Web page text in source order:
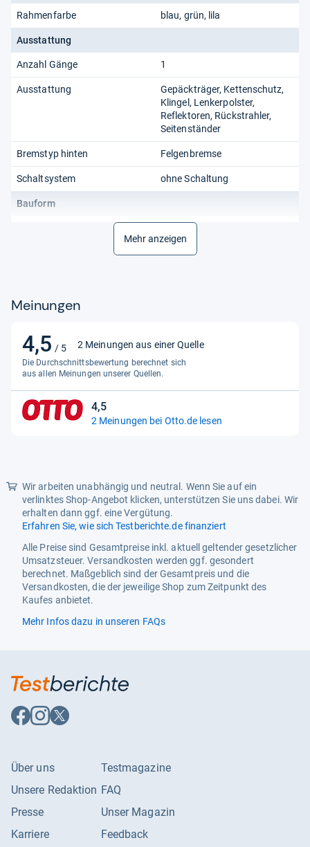
Rahmenfarbe blau, grün, lila
Ausstattung
Anzahl Gänge 1
Ausstattung
Gepäckträger, Kettenschutz,
Klingel, Lenkerpolster,
Reflektoren, Rückstrahler,
Seitenständer
Bremstyp hinten Felgenbremse
Schaltsystem ohne Schaltung
Bauform
Starrgabel
Wave
Rahmenhöhe
Geschlecht Unisex
Bereifung
Radgröße
Material
Rahmenmaterial Aluminium
Mehr anzeigen
Meinungen
4,5 / 5
4,5
von
5
Sternen
2 Meinungen aus einer Quelle
Die Durchschnittsbewertung berechnet sich
aus allen Meinungen unserer Quellen.
4,5
4,5
von
2 Meinungen bei Otto.de lesen
Wir arbeiten unabhängig und neutral. Wenn Sie auf ein
verlinktes Shop-Angebot klicken, unterstützen Sie uns dabei. Wir
erhalten dann ggf. eine Vergütung.
Erfahren Sie, wie sich Testberichte.de finanziert
Alle Preise sind Gesamtpreise inkl. aktuell geltender gesetzlicher
Umsatzsteuer. Versandkosten werden ggf. gesondert
berechnet. Maßgeblich sind der Gesamtpreis und die
Versandkosten, die der jeweilige Shop zum Zeitpunkt des
Kaufes anbietet.
Mehr Infos dazu in unseren FAQs
Auf
Facebook
Auf
Instagram
Auf
X
Über uns
Unsere Redaktion
Presse
Karriere
Testmagazine
FAQ
Unser Magazin
Feedback